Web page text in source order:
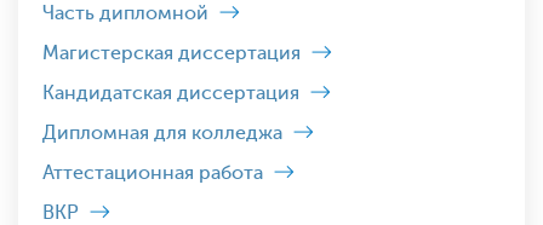
Часть дипломной
Магистерская диссертация
Кандидатская диссертация
Дипломная для колледжа
Аттестационная работа
ВКР